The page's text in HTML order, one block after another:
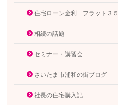
住宅ローン金利 フラット３５
相続の話題
セミナー・講習会
さいたま市浦和の街ブログ
社長の住宅購入記